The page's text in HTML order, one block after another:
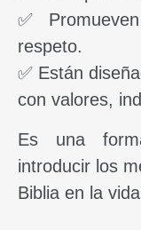
✅
respeto.
✅ Están
con valores,
Es una
introducir los
Biblia en la